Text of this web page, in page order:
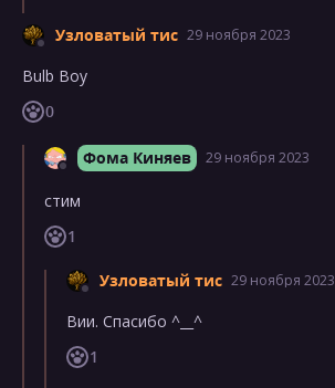
Узловатый тис 29 ноября 2023
Bulb Boy
0
Фома Киняев 29 ноября 2023
стим
1
Узловатый тис 29 ноября 2023
Вии. Спасибо ^__^
1